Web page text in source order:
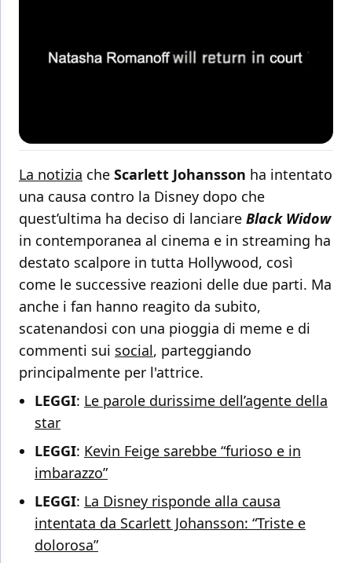
La notizia che Scarlett Johansson ha intentato
una causa contro la Disney dopo che
quest’ultima ha deciso di lanciare Black Widow
in contemporanea al cinema e in streaming ha
destato scalpore in tutta Hollywood, così
come le successive reazioni delle due parti. Ma
anche i fan hanno reagito da subito,
scatenandosi con una pioggia di meme e di
commenti sui social, parteggiando
principalmente per l'attrice.
LEGGI: Le parole durissime dell’agente della
star
LEGGI: Kevin Feige sarebbe “furioso e in
imbarazzo”
LEGGI: La Disney risponde alla causa
intentata da Scarlett Johansson: “Triste e
dolorosa”